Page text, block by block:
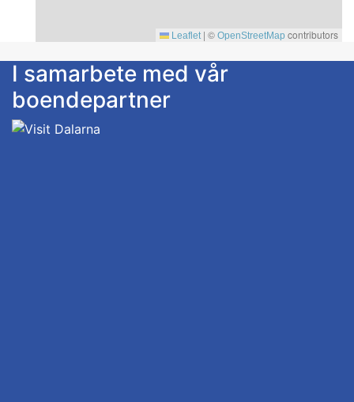
Leaflet | © OpenStreetMap contributors
I samarbete med vår
boendepartner